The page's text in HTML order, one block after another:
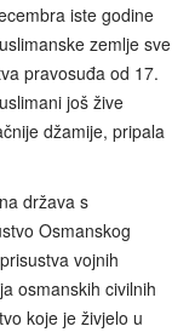
iste godine
zemlje sve
pravosuđa od 17.
još žive
džamije, pripala
država s
Osmanskog
vojnih
osmanskih civilnih
koje je živjelo u